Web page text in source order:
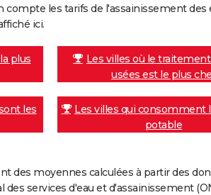
les tarifs de l'assainissement des
ici.
plus
Les villes où le
usées est le plus
les
Les villes qui consomment
potable
des moyennes calculées à partir des
services d'eau et d'assainissement